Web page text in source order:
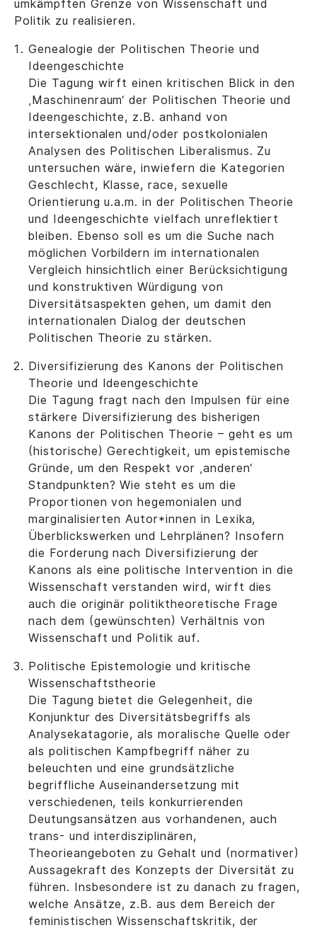
umkämpften Grenze von Wissenschaft und
Politik zu realisieren.
Genealogie der Politischen Theorie und
Ideengeschichte
Die Tagung wirft einen kritischen Blick in den
‚Maschinenraum‘ der Politischen Theorie und
Ideengeschichte, z.B. anhand von
intersektionalen und/oder postkolonialen
Analysen des Politischen Liberalismus. Zu
untersuchen wäre, inwiefern die Kategorien
Geschlecht, Klasse, race, sexuelle
Orientierung u.a.m. in der Politischen Theorie
und Ideengeschichte vielfach unreflektiert
bleiben. Ebenso soll es um die Suche nach
möglichen Vorbildern im internationalen
Vergleich hinsichtlich einer Berücksichtigung
und konstruktiven Würdigung von
Diversitätsaspekten gehen, um damit den
internationalen Dialog der deutschen
Politischen Theorie zu stärken.
Diversifizierung des Kanons der Politischen
Theorie und Ideengeschichte
Die Tagung fragt nach den Impulsen für eine
stärkere Diversifizierung des bisherigen
Kanons der Politischen Theorie – geht es um
(historische) Gerechtigkeit, um epistemische
Gründe, um den Respekt vor ‚anderen‘
Standpunkten? Wie steht es um die
Proportionen von hegemonialen und
marginalisierten Autor*innen in Lexika,
Überblickswerken und Lehrplänen? Insofern
die Forderung nach Diversifizierung der
Kanons als eine politische Intervention in die
Wissenschaft verstanden wird, wirft dies
auch die originär politiktheoretische Frage
nach dem (gewünschten) Verhältnis von
Wissenschaft und Politik auf.
Politische Epistemologie und kritische
Wissenschaftstheorie
Die Tagung bietet die Gelegenheit, die
Konjunktur des Diversitätsbegriffs als
Analysekatagorie, als moralische Quelle oder
als politischen Kampfbegriff näher zu
beleuchten und eine grundsätzliche
begriffliche Auseinandersetzung mit
verschiedenen, teils konkurrierenden
Deutungsansätzen aus vorhandenen, auch
trans- und interdisziplinären,
Theorieangeboten zu Gehalt und (normativer)
Aussagekraft des Konzepts der Diversität zu
führen. Insbesondere ist zu danach zu fragen,
welche Ansätze, z.B. aus dem Bereich der
feministischen Wissenschaftskritik, der